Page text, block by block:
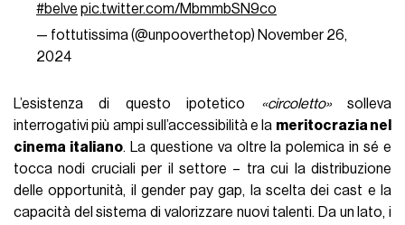
#belve pic.twitter.com/MbmmbSN9co
— fottutissima (@unpooverthetop) November 26,
2024
L’esistenza di questo ipotetico «circoletto»solleva
interrogativi più ampi sull’accessibilità e la meritocrazia nel
cinema italiano. La questione va oltre la polemica in sé e
tocca nodi cruciali per il settore – tra cui la distribuzione
delle opportunità, il gender pay gap, la scelta dei cast e la
capacità del sistema di valorizzare nuovi talenti. Da un lato, i